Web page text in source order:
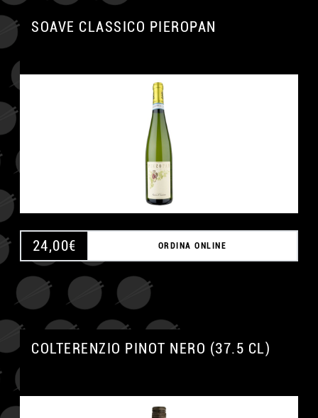
SOAVE CLASSICO PIEROPAN
24,00€ ORDINA ONLINE
COLTERENZIO PINOT NERO (37.5 CL)